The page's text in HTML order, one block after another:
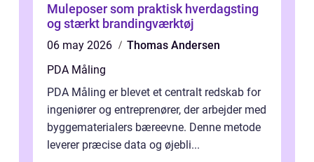
Muleposer som praktisk hverdagsting
og stærkt brandingværktøj
06 may 2026
Thomas Andersen
PDA Måling
PDA Måling er blevet et centralt redskab for
ingeniører og entreprenører, der arbejder med
byggematerialers bæreevne. Denne metode
leverer præcise data og øjebli...